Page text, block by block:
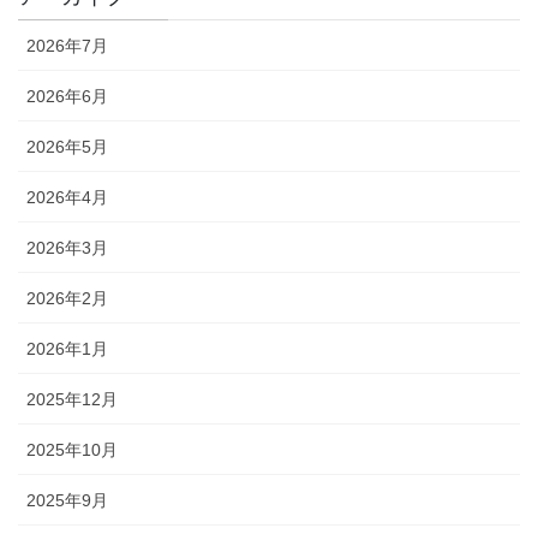
2026年7月
2026年6月
2026年5月
2026年4月
2026年3月
2026年2月
2026年1月
2025年12月
2025年10月
2025年9月